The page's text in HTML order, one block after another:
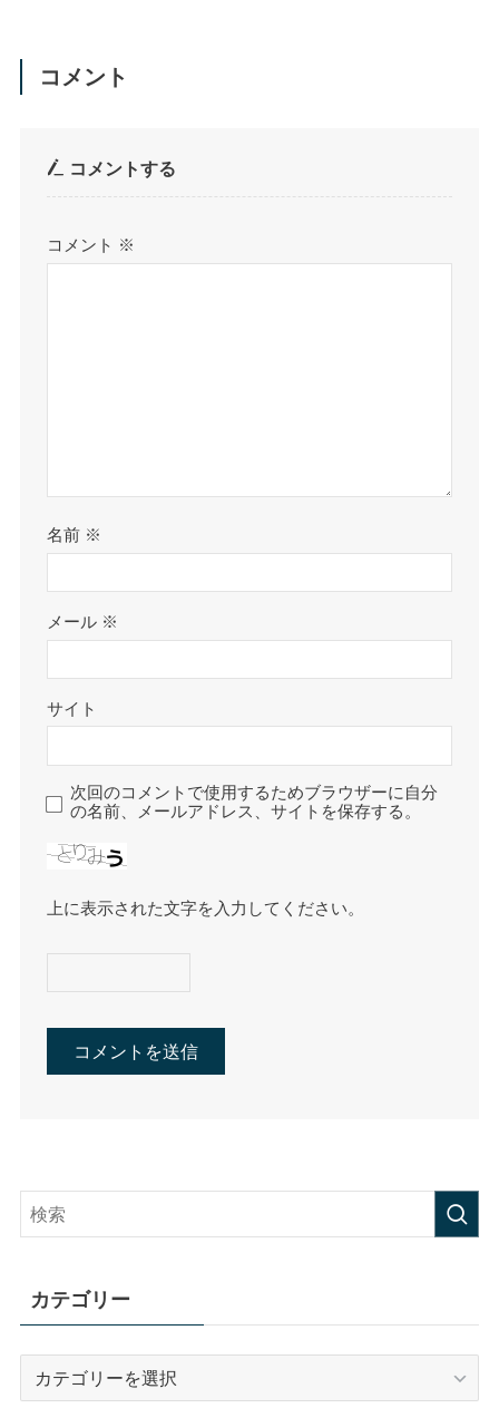
コメント
コメントする
コメント ※
名前 ※
メール ※
サイト
次回のコメントで使用するためブラウザーに自分
の名前、メールアドレス、サイトを保存する。
上に表示された文字を入力してください。
カテゴリー